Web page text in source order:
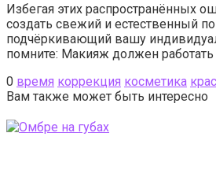
Избегая этих распространённых
создать свежий и естественный
подчёркивающий вашу
помните: Макияж должен работать
0 время коррекция косметика
Вам также может быть интересно